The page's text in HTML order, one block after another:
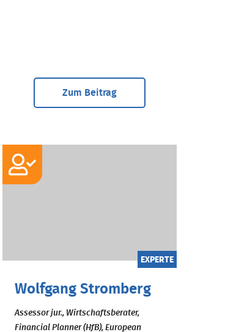
Zum Beitrag
EXPERTE
Wolfgang Stromberg
Assessor jur., Wirtschaftsberater,
Financial Planner (HfB), European